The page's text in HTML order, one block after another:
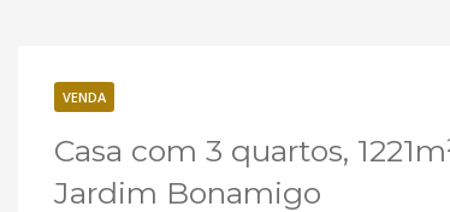
VENDA
Casa com 3 quartos,
Jardim Bonamigo